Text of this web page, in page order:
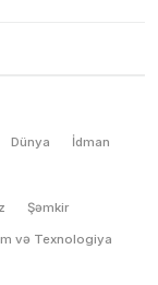
Dünya İdman
Şəmkir
və Texnologiya